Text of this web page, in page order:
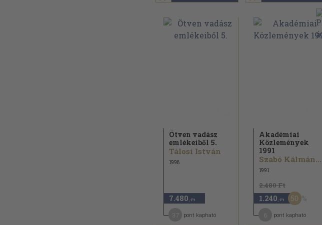
Ötven vadász
emlékeiből 5.
Tálosi István
1998
7.480 ,-Ft
pont kapható
Akadémiai
Közlemények
1991
Szabó Kálmán...
1991
2.480 Ft
1.240 ,-Ft 50
pont kapható